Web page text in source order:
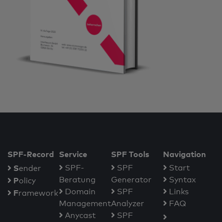
SPF-Record
Sender
Policy
Framework
Service
SPF-
Beratung
Domain
Management
Anycast
SPF Tools
SPF
Generator
SPF
Analyzer
SPF
Navigation
Start
Syntax
Links
FAQ